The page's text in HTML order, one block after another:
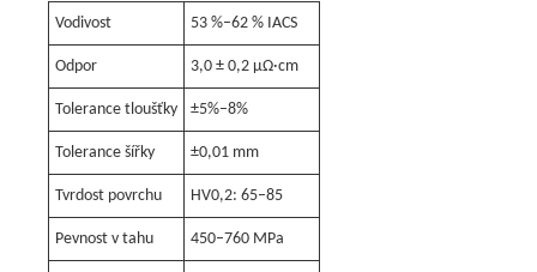
Vodivost 53 %–62 % IACS
Odpor 3,0 ± 0,2 μΩ·cm
Tolerance tloušťky ±5%–8%
Tolerance šířky ±0,01 mm
Tvrdost povrchu HV0,2: 65–85
Pevnost v tahu 450–760 MPa